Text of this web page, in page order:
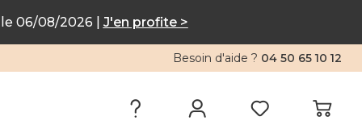
06/08/2026 | J'en profite >
Besoin d'aide ? 04 50 65 10 12